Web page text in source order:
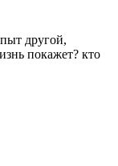
другой,
покажет? кто